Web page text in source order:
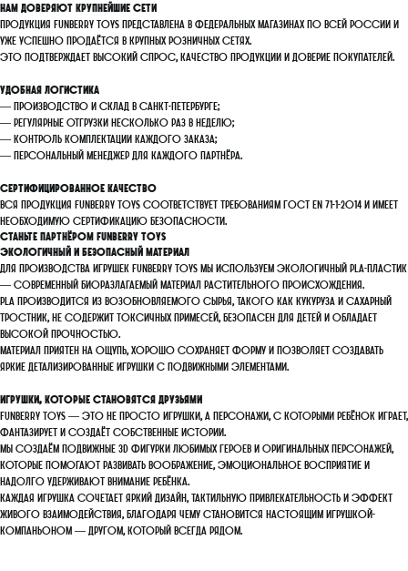
Нам доверяют крупнейшие сети
Продукция FunBerry Toys представлена в федеральных магазинах по всей России и
уже успешно продаётся в крупных розничных сетях.
Это подтверждает высокий спрос, качество продукции и доверие покупателей.
Удобная логистика
— производство и склад в Санкт-Петербурге;
— регулярные отгрузки несколько раз в неделю;
— контроль комплектации каждого заказа;
— персональный менеджер для каждого партнёра.
Сертифицированное качество
Вся продукция FunBerry Toys соответствует требованиям ГОСТ EN 71-1-2014 и имеет
необходимую сертификацию безопасности.
Станьте партнёром FunBerry Toys
Экологичный и безопасный материал
Для производства игрушек FunBerry Toys мы используем экологичный PLA-пластик
— современный биоразлагаемый материал растительного происхождения.
PLA производится из возобновляемого сырья, такого как кукуруза и сахарный
тростник, не содержит токсичных примесей, безопасен для детей и обладает
высокой прочностью.
Материал приятен на ощупь, хорошо сохраняет форму и позволяет создавать
яркие детализированные игрушки с подвижными элементами.
Игрушки, которые становятся друзьями
FunBerry Toys — это не просто игрушки, а персонажи, с которыми ребёнок играет,
фантазирует и создаёт собственные истории.
Мы создаём подвижные 3D фигурки любимых героев и оригинальных персонажей,
которые помогают развивать воображение, эмоциональное восприятие и
надолго удерживают внимание ребёнка.
Каждая игрушка сочетает яркий дизайн, тактильную привлекательность и эффект
живого взаимодействия, благодаря чему становится настоящим игрушкой-
компаньоном — другом, который всегда рядом.